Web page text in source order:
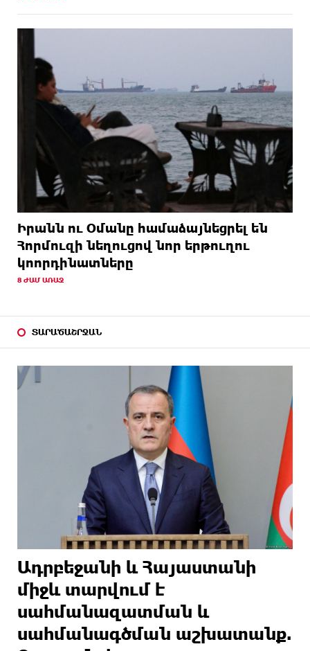
Իրանն ու Օմանը համաձայնեցրել են
Հորմուզի նեղուցով նոր երթուղու
կոորդինատները
8 ԺԱՄ ԱՌԱՋ
ՏԱՐԱԾԱՇՐՋԱՆ
Ադրբեջանի և Հայաստանի
միջև տարվում է
սահմանազատման և
սահմանագծման աշխատանք.